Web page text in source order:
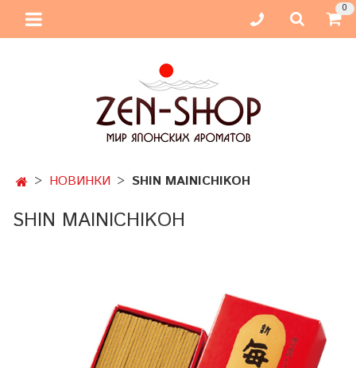
0
НОВИНКИ SHIN MAINICHIKOH
SHIN MAINICHIKOH